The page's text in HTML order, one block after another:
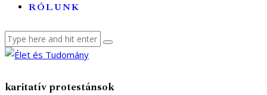
RÓLUNK
karitatív protestánsok